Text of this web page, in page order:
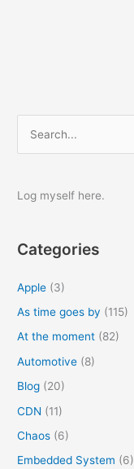
r
f
Log myself here.
Categories
Apple (3)
As time goes by (115)
At the moment (82)
Automotive (8)
Blog (20)
CDN (11)
Chaos (6)
Embedded System (6)